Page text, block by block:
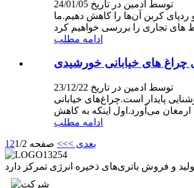
توسط ادمین در تاریخ 24/01/05
کربن آن‌ها را کاهش دهیم.ما
ادامه مطلب
چراغ های خیابانی خورشیدی
توسط ادمین در تاریخ 23/12/22
پایدار است.چراغ‌های خیابانی
ادامه مطلب
1 2 بعدی >>> صفحه 1/2